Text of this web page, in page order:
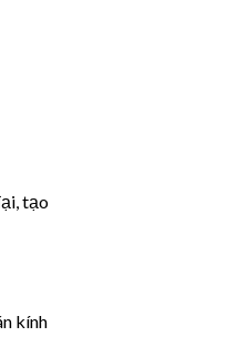
tạo
kính